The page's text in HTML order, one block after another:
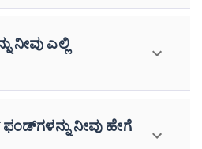
ನೀವು ಎಲ್ಲಿ
ನೀವು ಹೇಗೆ